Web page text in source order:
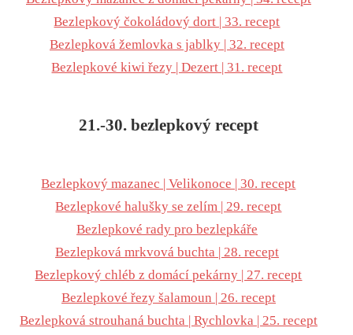
Bezlepkový čokoládový dort | 33. recept
Bezlepková žemlovka s jablky | 32. recept
Bezlepkové kiwi řezy | Dezert | 31. recept
21.-30. bezlepkový recept
Bezlepkový mazanec | Velikonoce | 30. recept
Bezlepkové halušky se zelím | 29. recept
Bezlepkové rady pro bezlepkáře
Bezlepková mrkvová buchta | 28. recept
Bezlepkový chléb z domácí pekárny | 27. recept
Bezlepkové řezy šalamoun | 26. recept
Bezlepková strouhaná buchta | Rychlovka | 25. recept